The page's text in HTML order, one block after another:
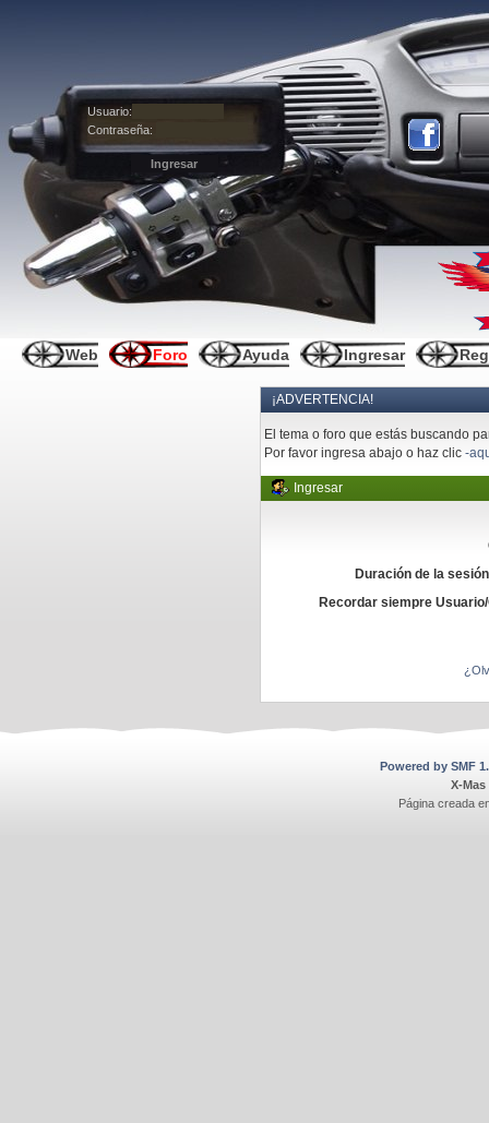
Usuario:
Contraseña:
Web Foro Ayuda Ingresar
¡ADVERTENCIA!
El tema o foro que estás buscando
Por favor ingresa abajo o haz clic-
Ingresar
Duración de la
Recordar siempre
Powered by SMF
X-Mas
Página creada